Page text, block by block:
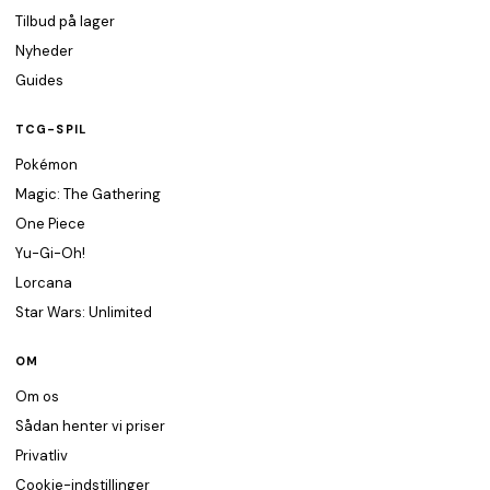
Tilbud på lager
Nyheder
Guides
TCG-SPIL
Pokémon
Magic: The Gathering
One Piece
Yu-Gi-Oh!
Lorcana
Star Wars: Unlimited
OM
Om os
Sådan henter vi priser
Privatliv
Cookie-indstillinger